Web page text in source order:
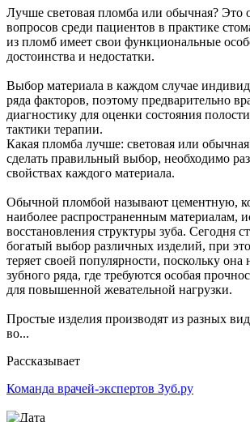
Лучше световая пломба или обычная? Это
вопросов среди пациентов в практике
из пломб имеет свои функциональные
достоинства и недостатки.
Выбор материала в каждом случае
ряда факторов, поэтому предварительно
диагностику для оценки состояния
тактики терапии.
Какая пломба лучше: световая или
сделать правильный выбор, необходимо
свойствах каждого материала.
Обычной пломбой называют цементную,
наиболее распространенным материалам,
восстановления структуры зуба. Сегодня
богатый выбор различных изделий, при
теряет своей популярности, поскольку она
зубного ряда, где требуются особая
для повышенной жевательной нагрузки.
Простые изделия производят из разных
во...
Рассказывает
Команда врачей-экспертов Зуб.ру